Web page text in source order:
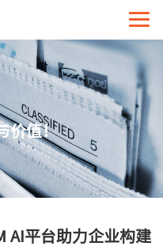
价值！
AI平台助力企业构建